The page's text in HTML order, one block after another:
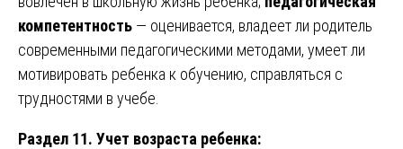
компетентность — оценивается, владеет ли родитель
современными педагогическими методами, умеет ли
мотивировать ребенка к обучению, справляться с
трудностями в учебе.
Раздел 11. Учет возраста ребенка: